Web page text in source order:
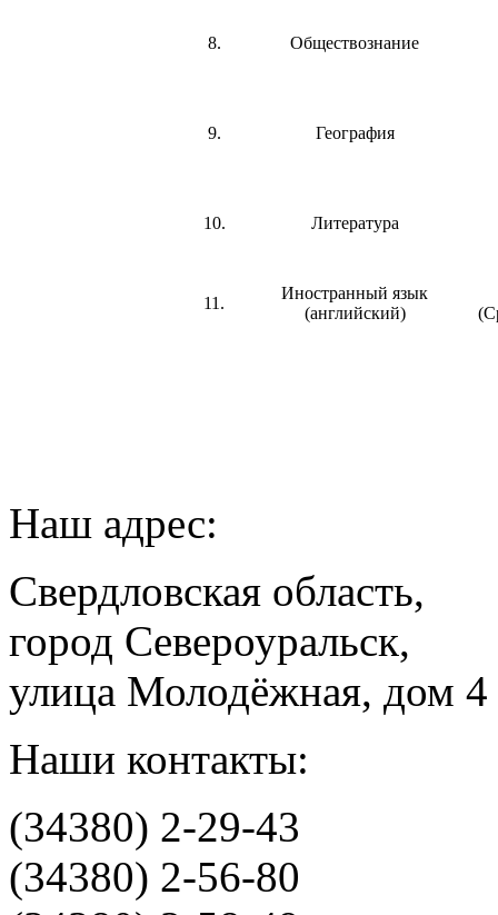
8. Обществознание
9. География
10. Литература
11.
Иностранный язык
(английский)
Наш адрес:
Свердловская область,
город Североуральск,
улица Молодёжная, дом 4
Наши контакты:
(34380) 2-29-43
(34380) 2-56-80